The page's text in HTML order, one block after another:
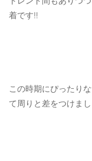
着です‼️
この時期にぴったり
て周りと差をつけまし